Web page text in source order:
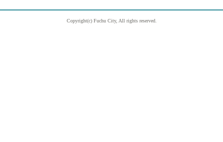
Copyright(c) Fuchu City, All rights reserved.